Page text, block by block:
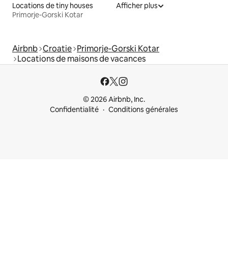
Locations de tiny houses
Primorje-Gorski Kotar
Afficher plus
Airbnb Croatie Primorje-Gorski Kotar
Locations de maisons de vacances
© 2026 Airbnb, Inc.
Confidentialité
Conditions générales